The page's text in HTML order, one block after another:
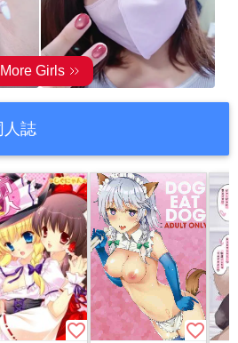
人誌
favorite_border favorite_border